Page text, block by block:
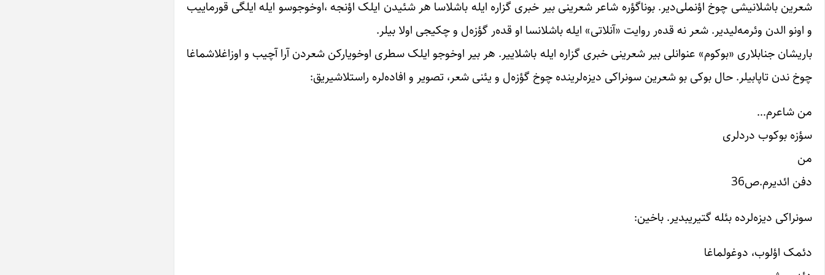
شعرین باشلانیشی چوخ اؤنملی‌دیر. بوناگؤره شاعر شعرینی بیر خبری گزاره ایله باشلاسا هر شئیدن ایلک اؤنجه ،اوخوجوسو ایله ایلگی قورماییب
و اونو الدن وئرمه‌لیدیر. شعر نه قده‌ر روایت «آنلاتی» ایله باشلانسا او قده‌ر گؤزه‌ل و چکیجی اولا بیلر.
باریشان جنابلاری «بوکوم» عنوانلی بیر شعرینی خبری گزاره ایله باشلاییر. هر بیر اوخوجو ایلک سطری اوخویارکن شعردن آرا آچیب و اوزاغلاشماغا
چوخ ندن تاپابیلر. حال بوکی بو شعرین سونراکی دیزه‌لرینده چوخ گؤزه‌ل و یئنی شعر، تصویر و افاده‌لره راستلاشیریق:
من شاعرم…
سؤزه بوکوب دردلری
من
دفن ائدیرم.ص36
سونراکی دیزه‌لرده بئله گتیریبدیر. باخین:
دئمک اؤلوب، دوغولماغا